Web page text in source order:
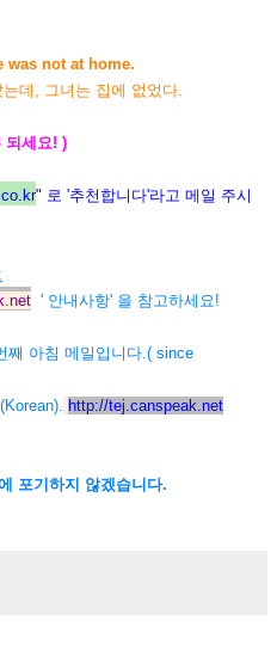
was not at home.
데, 그녀는 집에 없었다.
되세요! )
" 로 '추천합니다'라고 메일 주시
' 안내사항' 을 참고하세요!
째 아침 메일입니다.( since
(Korean).
http://tej.canspeak.net
포기하지 않겠습니다.